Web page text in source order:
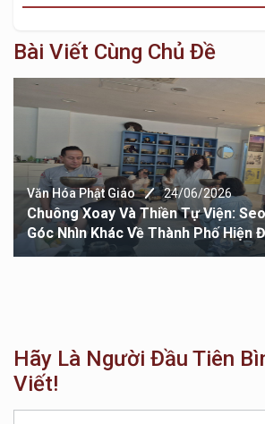
Bài Viết Cùng Chủ Đề
Hóa Phật Giáo 24/06/2026
Xoay Và Thiền Tự Viện: Seoul
Nhìn Khác Về Thành Phố Hiện Đại
Hãy Là Người Đầu Tiên
Viết!